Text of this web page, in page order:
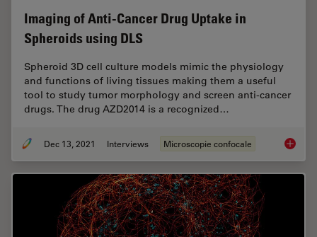
Imaging of Anti-Cancer Drug Uptake in
Spheroids using DLS
Spheroid 3D cell culture models mimic the physiology
and functions of living tissues making them a useful
tool to study tumor morphology and screen anti-cancer
drugs. The drug AZD2014 is a recognized…
Dec 13, 2021 Interviews Microscopie confocale